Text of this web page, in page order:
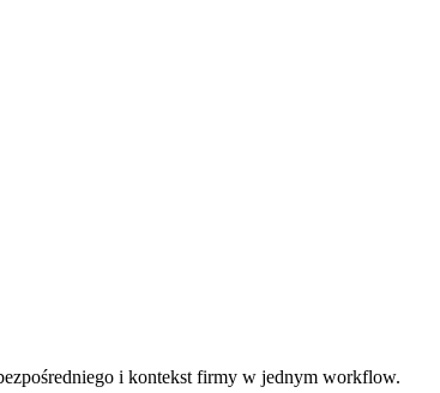
i kontekst firmy w jednym workflow.